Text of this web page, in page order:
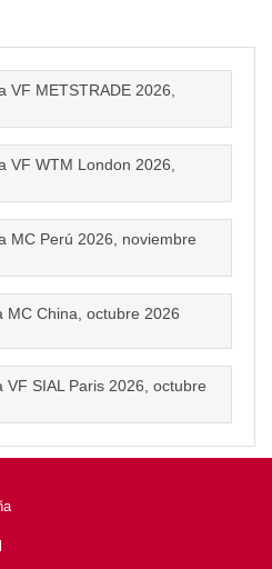
VF METSTRADE 2026,
VF WTM London 2026,
MC Perú 2026, noviembre
MC China, octubre 2026
VF SIAL Paris 2026, octubre